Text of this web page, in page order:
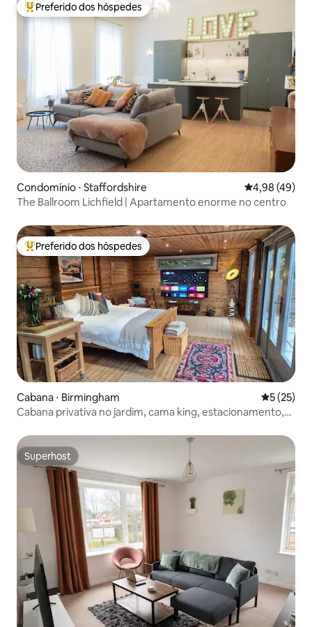
Entre os melhores preferidos dos hóspedes
Preferido dos hóspedes
Condomínio ⋅ Staffordshire 4,98 de uma
4,98 (49)
The Ballroom Lichfield | Apartamento enorme no centro
Entre os melhores preferidos dos hóspedes
Preferido dos hóspedes
Cabana ⋅ Birmingham 5 de uma
5 (25)
Cabana privativa no jardim, cama king, estacionamento,
Superhost
Superhost